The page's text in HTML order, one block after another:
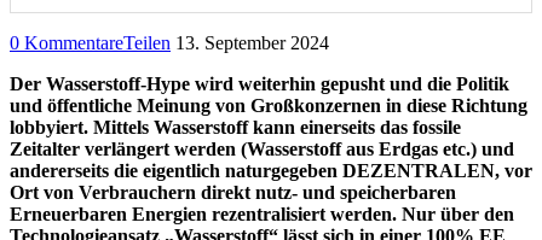
0 KommentareTeilen 13. September 2024
Der Wasserstoff-Hype wird weiterhin gepusht und die Politik
und öffentliche Meinung von Großkonzernen in diese Richtung
lobbyiert. Mittels Wasserstoff kann einerseits das fossile
Zeitalter verlängert werden (Wasserstoff aus Erdgas etc.) und
andererseits die eigentlich naturgegeben DEZENTRALEN, vor
Ort von Verbrauchern direkt nutz- und speicherbaren
Erneuerbaren Energien rezentralisiert werden. Nur über den
Technologieansatz „Wasserstoff“ lässt sich in einer 100% EE